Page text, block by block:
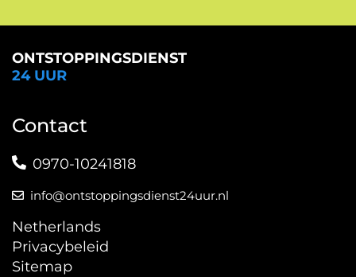
ONTSTOPPINGSDIENST
24 UUR
Contact
0970-10241818
info@ontstoppingsdienst24uur.nl
Netherlands
Privacybeleid
Sitemap